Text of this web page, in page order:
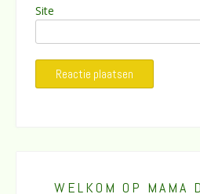
Site
WELKOM OP MAMA